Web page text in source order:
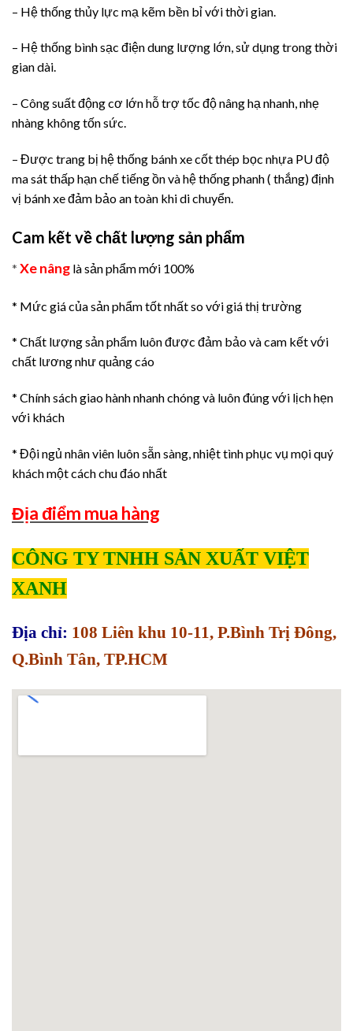
– Hệ thống thủy lực mạ kẽm bền bỉ với thời gian.
– Hệ thống bình sạc điện dung lượng lớn, sử dụng trong thời
gian dài.
– Công suất động cơ lớn hỗ trợ tốc độ nâng hạ nhanh, nhẹ
nhàng không tốn sức.
– Được trang bị hệ thống bánh xe cốt thép bọc nhựa PU độ
ma sát thấp hạn chế tiếng ồn và hệ thống phanh ( thắng) định
vị bánh xe đảm bảo an toàn khi di chuyển.
Cam kết về chất lượng sản phẩm
* Xe nâng là sản phẩm mới 100%
* Mức giá của sản phẩm tốt nhất so với giá thị trường
* Chất lượng sản phẩm luôn được đảm bảo và cam kết với
chất lương như quảng cáo
* Chính sách giao hành nhanh chóng và luôn đúng với lịch hẹn
với khách
* Đội ngủ nhân viên luôn sẵn sàng, nhiệt tình phục vụ mọi quý
khách một cách chu đáo nhất
Địa điểm mua hàng
CÔNG TY TNHH SẢN XUẤT VIỆT
XANH
Địa chỉ: 108 Liên khu 10-11, P.Bình Trị Đông,
Q.Bình Tân, TP.HCM